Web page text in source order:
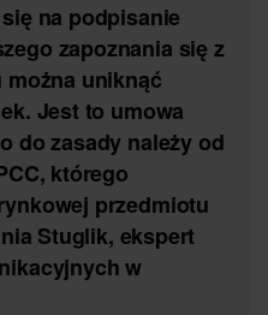
na podpisanie
zapoznania się z
można uniknąć
Jest to umowa
do zasady należy od
którego
przedmiotu
Stuglik, ekspert
w